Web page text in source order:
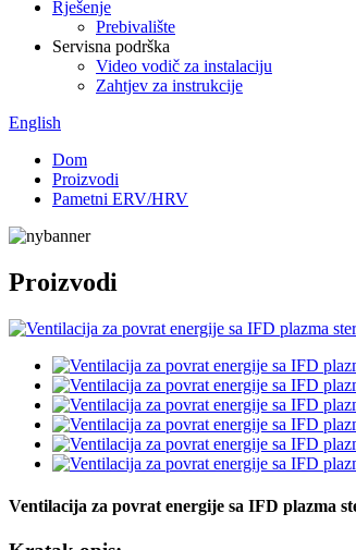
Rješenje
Prebivalište
Servisna podrška
Video vodič za instalaciju
Zahtjev za instrukcije
English
Dom
Proizvodi
Pametni ERV/HRV
Proizvodi
Ventilacija za povrat energije sa IFD plazma